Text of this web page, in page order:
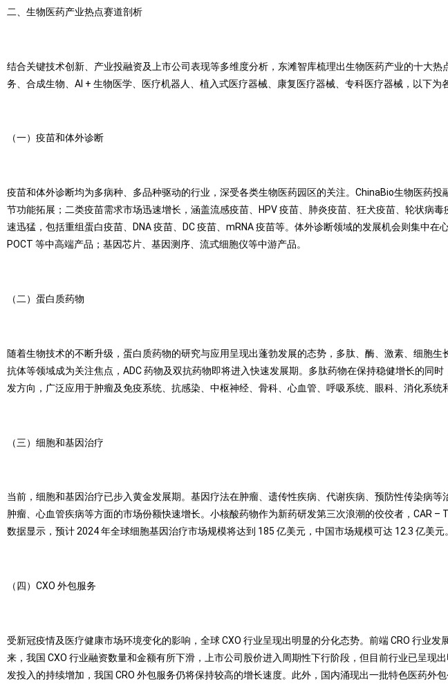
二、生物医药产业热点赛道剖析
结合关键技术创新、产业投融资及上市公司表现等多维度分析，东滩智库梳理出生物医药产业的十大
务、合成生物、AI + 生物医学、医疗机器人、植入式医疗器械、康复医疗器械、专科医疗器械，以下为
（一）疫苗和体外诊断
疫苗和体外诊断均为多病种、多品种驱动的行业，深受各类生物医药园区的关注。ChinaBio生物医药
节功能拓展；二类疫苗需求市场迅速增长，涵盖流感疫苗、HPV 疫苗、肺炎疫苗、狂犬疫苗、轮状病
速迅猛，包括重组蛋白疫苗、DNA 疫苗、DC 疫苗、mRNA 疫苗等。体外诊断领域的发展机会则集中
POCT 等中高端产品；基因芯片、基因测序、流式细胞仪等中游产品。
（二）蛋白质药物
随着生物技术的不断升级，蛋白质药物的研究与应用呈现出蓬勃发展的态势，多肽、酶、激素、细胞
抗体等领域成为关注焦点，ADC 药物及双抗药物即将进入快速发展期。多肽药物在保持稳健增长的同
发方向，广泛应用于肿瘤及免疫系统、抗感染、中枢神经、骨科、心血管、呼吸系统、眼科、消化系统
（三）细胞和基因治疗
当前，细胞和基因治疗已步入黄金发展期。基因疗法在肿瘤、遗传性疾病、代谢疾病、预防性传染病
肿瘤、心血管疾病等方面的市场份额快速增长。小核酸药物作为新药研发第三次浪潮的佼佼者，CAR
数据显示，预计 2024 年全球细胞基因治疗市场规模将达到 185 亿美元，中国市场规模可达 12.3 亿美元。
（四）CXO 外包服务
受新冠疫情及医疗健康市场环境变化的影响，全球 CXO 行业呈现出明显的分化态势。前端 CRO 行业
来，我国 CXO 行业融资数量和金额有所下滑，上市公司股价进入周期性下行阶段，但目前行业已呈
发投入的持续增加，我国 CRO 外包服务仍将保持较高的增长速度。此外，国内涌现出一批特色医药外包